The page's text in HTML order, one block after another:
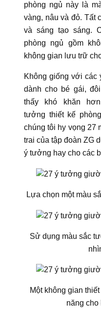
phòng ngủ này là
vàng, nâu và đỏ. Tất
và sáng tạo sáng.
phòng ngủ gồm
không gian lưu trữ
Không giống với các
dành cho bé gái,
thấy khó khăn
tưởng thiết kế
chúng tôi hy vọng 27
trai của tập đoàn ZG
ý tưởng hay cho các
Lựa chọn một màu
Sử dụng màu sắc
Một không gian
năng cho